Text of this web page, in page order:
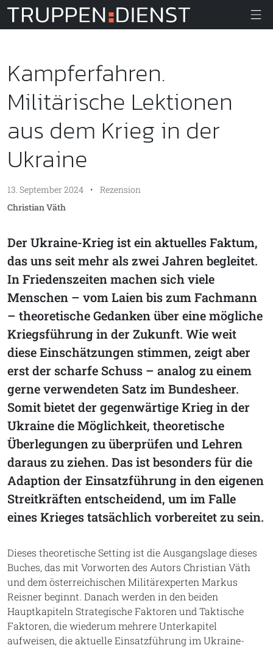
Truppendienst
Kampferfahren.
Militärische Lektionen
aus dem Krieg in der
Ukraine
13. September 2024 •
Rezension
Christian Väth
Der Ukraine-Krieg ist ein aktuelles Faktum,
das uns seit mehr als zwei Jahren begleitet.
In Friedenszeiten machen sich viele
Menschen – vom Laien bis zum Fachmann
– theoretische Gedanken über eine mögliche
Kriegsführung in der Zukunft. Wie weit
diese Einschätzungen stimmen, zeigt aber
erst der scharfe Schuss – analog zu einem
gerne verwendeten Satz im Bundesheer.
Somit bietet der gegenwärtige Krieg in der
Ukraine die Möglichkeit, theoretische
Überlegungen zu überprüfen und Lehren
daraus zu ziehen. Das ist besonders für die
Adaption der Einsatzführung in den eigenen
Streitkräften entscheidend, um im Falle
eines Krieges tatsächlich vorbereitet zu sein.
Dieses theoretische Setting ist die Ausgangslage dieses
Buches, das mit Vorworten des Autors Christian Väth
und dem österreichischen Militärexperten Markus
Reisner beginnt. Danach werden in den beiden
Hauptkapiteln Strategische Faktoren und Taktische
Faktoren, die wiederum mehrere Unterkapitel
aufweisen, die aktuelle Einsatzführung im Ukraine-